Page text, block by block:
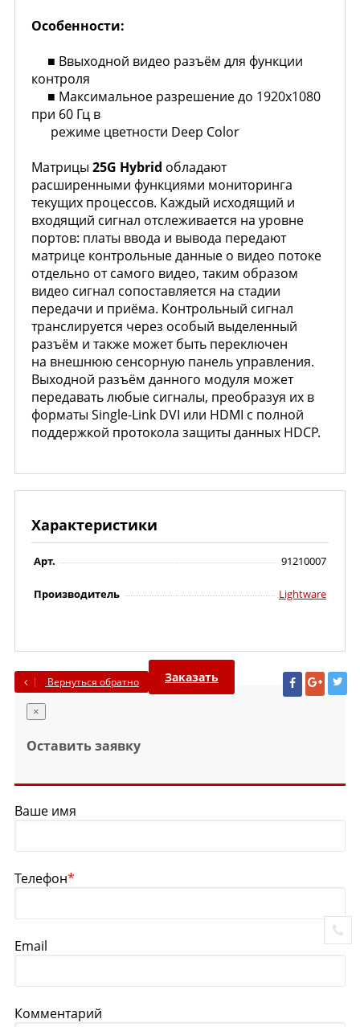
Особенности:
■ Ввыходной видео разъём для функции
контроля
■ Максимальное разрешение до 1920х1080
при 60 Гц в
режиме цветности Deep Color
Матрицы 25G Hybrid обладают
расширенными функциями мониторинга
текущих процессов. Каждый исходящий и
входящий сигнал отслеживается на уровне
портов: платы ввода и вывода передают
матрице контрольные данные о видео потоке
отдельно от самого видео, таким образом
видео сигнал сопоставляется на стадии
передачи и приёма. Контрольный сигнал
транслируется через особый выделенный
разъём и также может быть переключен
на внешнюю сенсорную панель управления.
Выходной разъём данного модуля может
передавать любые сигналы, преобразуя их в
форматы Single-Link DVI или HDMI с полной
поддержкой протокола защиты данных HDCP.
Характеристики
Арт. 91210007
Производитель Lightware
Вернуться обратно Заказать
×
Оставить заявку
Ваше имя
Телефон*
Email
Комментарий